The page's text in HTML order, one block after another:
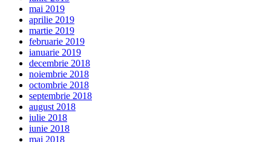
mai 2019
aprilie 2019
martie 2019
februarie 2019
ianuarie 2019
decembrie 2018
noiembrie 2018
octombrie 2018
septembrie 2018
august 2018
iulie 2018
iunie 2018
mai 2018